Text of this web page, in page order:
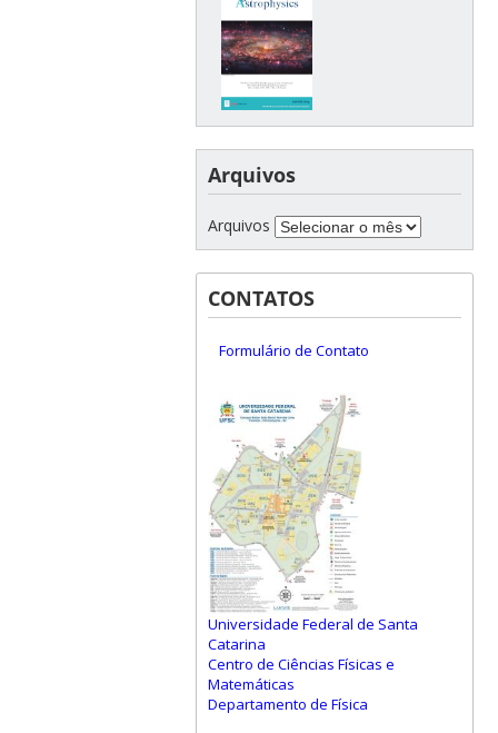
Arquivos
Arquivos
CONTATOS
Formulário de Contato
Universidade Federal de Santa
Catarina
Centro de Ciências Físicas e
Matemáticas
Departamento de Física